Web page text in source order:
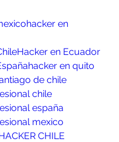
hacker en
Hacker en Ecuador
hacker en quito
de chile
chile
españa
mexico
CHILE